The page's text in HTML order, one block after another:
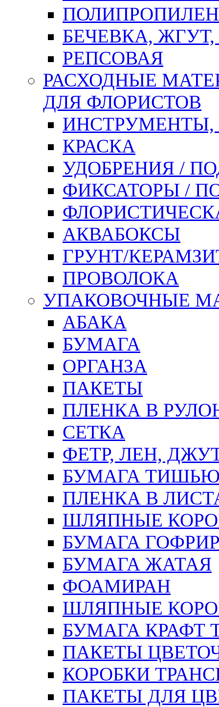
БЕЧЕВКА,
РЕПСОВАЯ
РАСХОДНЫЕ
ДЛЯ ФЛОРИСТОВ
ИНСТРУМЕНТЫ,
КРАСКА
УДОБРЕНИЯ /
ФИКСАТОРЫ /
АКВАБОКСЫ
ГРУНТ/
ПРОВОЛОКА
УПАКОВОЧНЫЕ
АБАКА
БУМАГА
ОРГАНЗА
ПАКЕТЫ
ПЛЕНКА В
СЕТКА
ФЕТР, ЛЕН,
БУМАГА
ПЛЕНКА В
ШЛЯПНЫЕ
БУМАГА
БУМАГА ЖАТАЯ
ФОАМИРАН
ШЛЯПНЫЕ
БУМАГА КРАФТ
ПАКЕТЫ
КОРОБКИ
ПАКЕТЫ ДЛЯ